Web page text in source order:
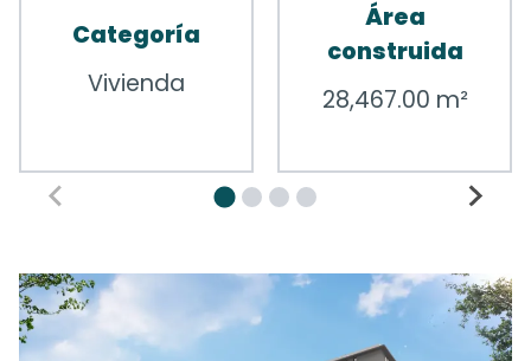
Categoría
Vivienda
Área
construida
28,467.00 m²